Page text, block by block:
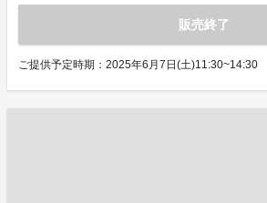
販売終了
ご提供予定時期：2025年6月7日(土)11:30~14:30